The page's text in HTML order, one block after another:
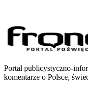
Portal publicystyczno-
komentarze o Polsce,